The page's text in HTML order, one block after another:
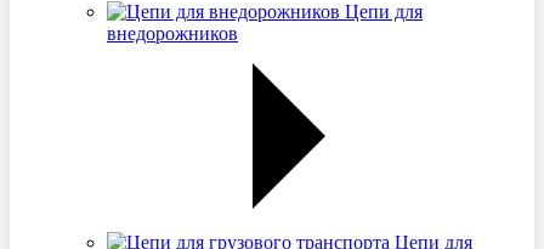
Цепи для
внедорожников
Цепи для